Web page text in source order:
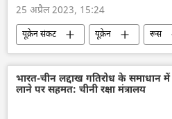
25 अप्रैल 2023, 15:24
यूक्रेन संकट यूक्रेन
रूस
विशेष सैन्य अभियान
रूसी टैंक
हथियारों की आपूर्ति
रूसी सेना
टी-14 आर्मटा टैंक
भारत-चीन लद्दाख गतिरोध के समाधान
लाने पर सहमत: चीनी रक्षा मंत्रालय